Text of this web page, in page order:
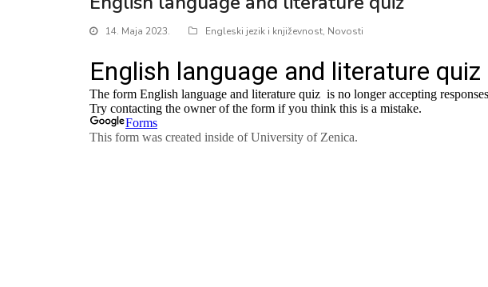
14. Maja 2023. Engleski jezik i književnost, Novosti